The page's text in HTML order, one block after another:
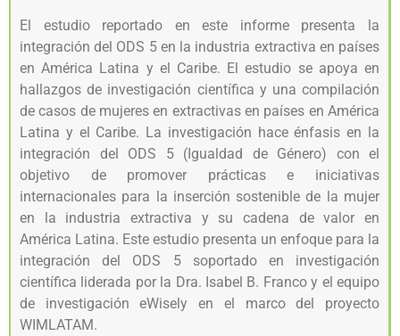
El estudio reportado en este informe presenta la
integración del ODS 5 en la industria extractiva en países
en América Latina y el Caribe. El estudio se apoya en
hallazgos de investigación científica y una compilación
de casos de mujeres en extractivas en países en América
Latina y el Caribe. La investigación hace énfasis en la
integración del ODS 5 (Igualdad de Género) con el
objetivo de promover prácticas e iniciativas
internacionales para la inserción sostenible de la mujer
en la industria extractiva y su cadena de valor en
América Latina. Este estudio presenta un enfoque para la
integración del ODS 5 soportado en investigación
científica liderada por la Dra. Isabel B. Franco y el equipo
de investigación eWisely en el marco del proyecto
WIMLATAM.